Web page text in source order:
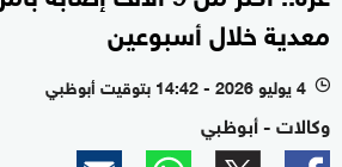
معدية خلال أسبوعين
l 4 يوليو 2026 - 14:42 بتوقيت أبوظبي
وكالات - أبوظبي